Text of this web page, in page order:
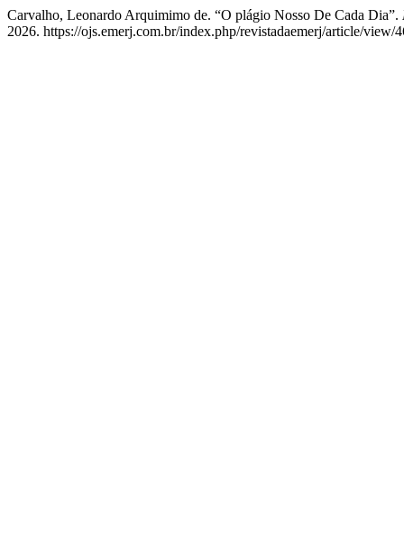
Carvalho, Leonardo Arquimimo de. “O plágio Nosso De Cada Dia”.
2026. https://ojs.emerj.com.br/index.php/revistadaemerj/article/view/